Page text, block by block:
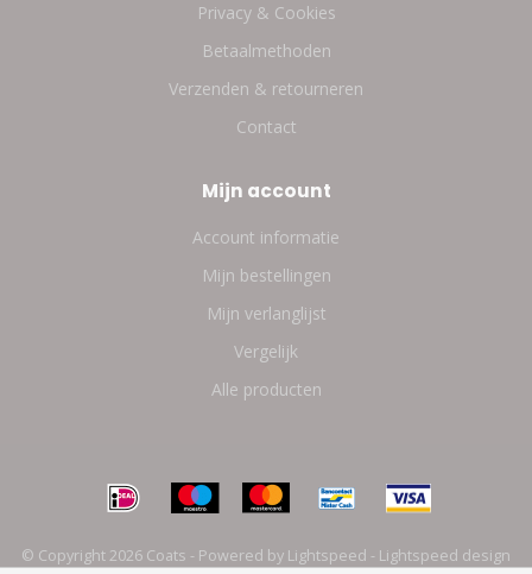
Privacy & Cookies
Betaalmethoden
Verzenden & retourneren
Contact
Mijn account
Account informatie
Mijn bestellingen
Mijn verlanglijst
Vergelijk
Alle producten
© Copyright 2026 Coats - Powered by Lightspeed - Lightspeed design